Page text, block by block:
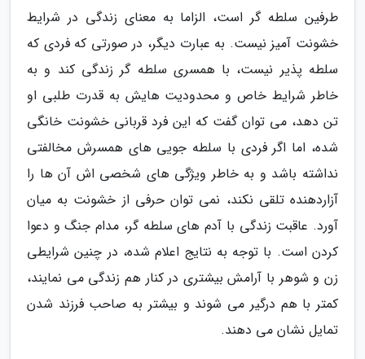
طرفین سلطه گر است، الزاما به معنای زندگی در شرایط
خشونت آمیز نیست. به عبارت دیگر، در صورتی که فردی که
سلطه پذیر نیست، با همسری سلطه گر زندگی کند و به
خاطر شرایط خاص و محدودیت هایش به قدرت طلبی او
تن دهد، می توان گفت که این فرد قربانی خشونت خانگی
شده، اما اگر فردی با سلطه جویی های همسرش مخالفتی
نداشته باشد و به خاطر ویژگی های شخصی اش آن ها را
آزاردهنده تلقی نکند، نمی توان حرفی از خشونت به میان
آورد. عاقبت زندگی با آدم های سلطه گر، مدام جنگ و دعوا
کردن است. با توجه به نتایج اعلام شده، در چنین شرایطی
زن و شوهر با آرامش بیشتری در کنار هم زندگی می نمایند،
کمتر با هم درگیر می شوند و بیشتر به صاحب فرزند شدن
تمایل نشان می دهند.